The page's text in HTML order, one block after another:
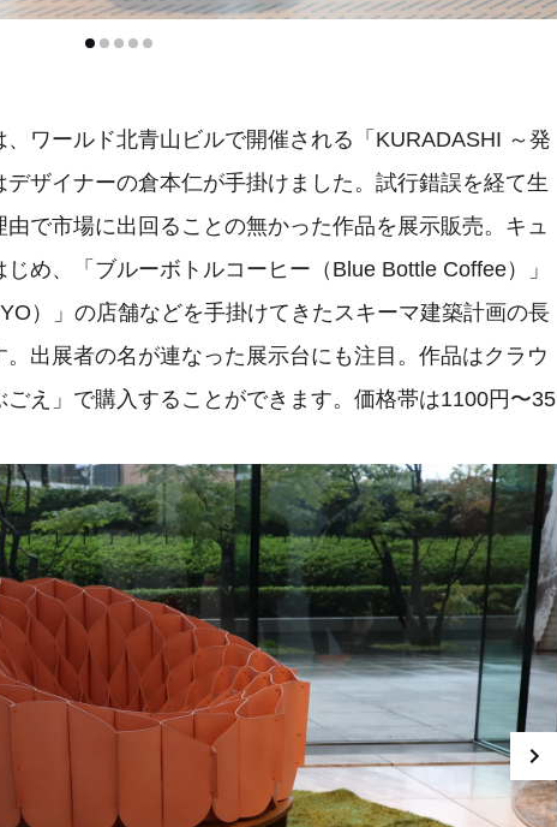
ワールド北青山ビルで開催される「KURADASHI ～発
ザイナーの倉本仁が手掛けました。試行錯誤を経て生
で市場に出回ることの無かった作品を展示販売。キュ
め、「ブルーボトルコーヒー（Blue Bottle Coffee）」
）」の店舗などを手掛けてきたスキーマ建築計画の長
出展者の名が連なった展示台にも注目。作品はクラウ
ごえ」で購入することができます。価格帯は1100円〜35